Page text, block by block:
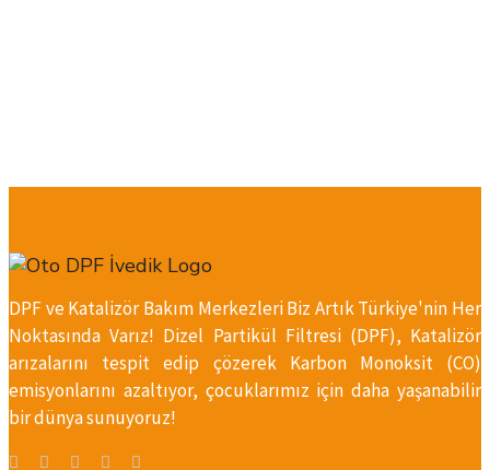
DPF ve Katalizör Bakım Merkezleri Biz Artık Türkiye'nin Her
Noktasında Varız! Dizel Partikül Filtresi (DPF), Katalizör
arızalarını tespit edip çözerek Karbon Monoksit (CO)
emisyonlarını azaltıyor, çocuklarımız için daha yaşanabilir
bir dünya sunuyoruz!